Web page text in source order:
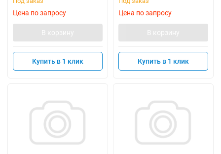
Цена по запросу
В корзину
Купить в 1 клик
Цена по запросу
В корзину
Купить в 1 клик